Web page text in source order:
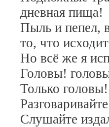
дневная пища!
Пыль и пепел,
то, что
Но всё же я
Головы!
Только головы!
Слушайте